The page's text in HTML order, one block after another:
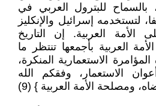
بالسماح للبترول العربي في
لتستخدمه إسرائيل والإنكليز
الأمة العربية. إن التاريخ
العربية بأجمعها تنتظر ما
الاستعمارية المنكرة،
الاستعمار، وفقكم الله
ومصلحة الأمة العربية } (9)